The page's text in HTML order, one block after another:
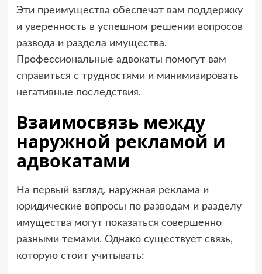
Эти преимущества обеспечат вам поддержку
и уверенность в успешном решении вопросов
развода и раздела имущества.
Профессиональные адвокаты помогут вам
справиться с трудностями и минимизировать
негативные последствия.
Взаимосвязь между
наружной рекламой и
адвокатами
На первый взгляд, наружная реклама и
юридические вопросы по разводам и разделу
имущества могут показаться совершенно
разными темами. Однако существует связь,
которую стоит учитывать: